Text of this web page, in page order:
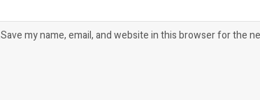
Save my name, email, and website in this browser for the